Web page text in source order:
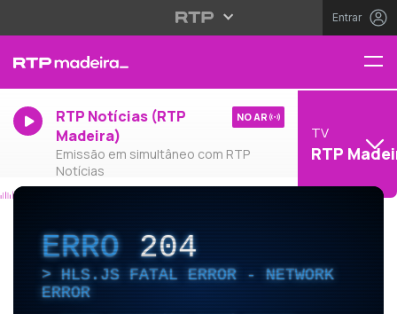
Entrar
RTP Notícias (RTP
Madeira)
Emissão em simultâneo com RTP
Notícias
NO AR
TV
RTP
ERRO204
HLS.JS FATAL ERROR - NETWORK
ERROR